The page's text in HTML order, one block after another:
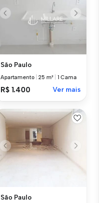
São Paulo
Apartamento |25 m² 1 Cama
R$ 1.400 Ver mais
São Paulo